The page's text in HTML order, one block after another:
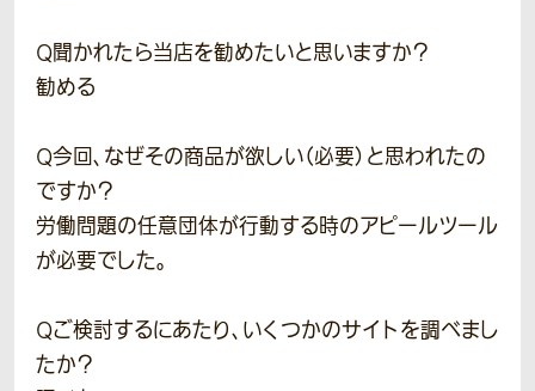
Q聞かれたら当店を勧めたいと思いますか？
勧める
Q今回、なぜその商品が欲しい（必要）と思われたの
ですか？
労働問題の任意団体が行動する時のアピールツール
が必要でした。
Qご検討するにあたり、いくつかのサイトを調べまし
たか？